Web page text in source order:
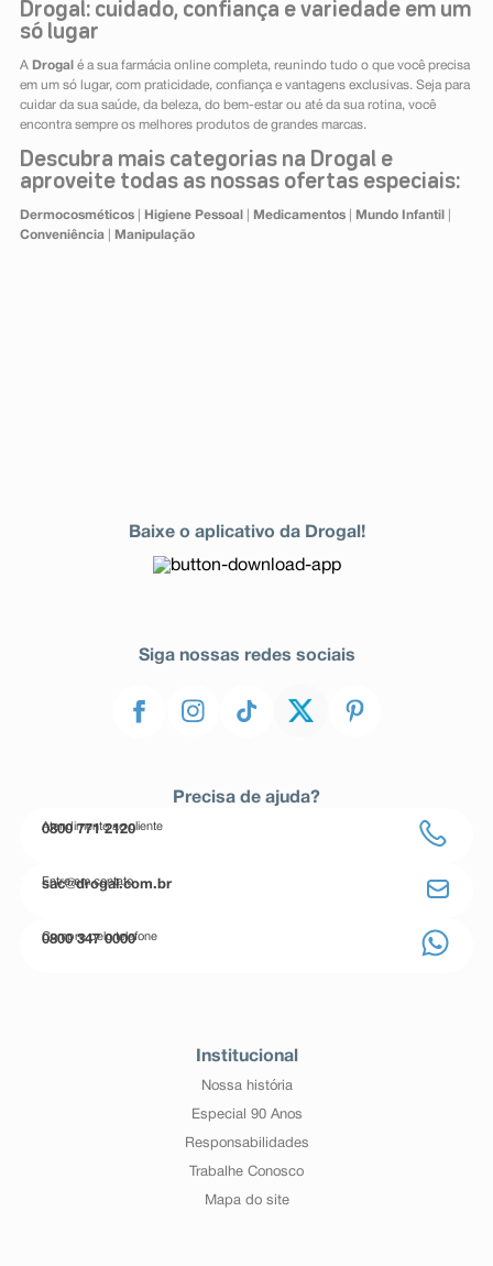
Drogal: cuidado, confiança e variedade em um
só lugar
A Drogal é a sua farmácia online completa, reunindo tudo o que você precisa
em um só lugar, com praticidade, confiança e vantagens exclusivas. Seja para
cuidar da sua saúde, da beleza, do bem-estar ou até da sua rotina, você
encontra sempre os melhores produtos de grandes marcas.
Descubra mais categorias na Drogal e
aproveite todas as nossas ofertas especiais:
Dermocosméticos| Higiene Pessoal Medicamentos| Mundo Infantil
Conveniência| Manipulação
Baixe o aplicativo da Drogal!
Siga nossas redes sociais
Precisa de ajuda?
Atendimento ao cliente
0800 771 2120
Entre em contato
sac@drogal.com.br
Compre pelo telefone
0800 347 0000
Institucional
Nossa história
Especial 90 Anos
Responsabilidades
Trabalhe Conosco
Mapa do site